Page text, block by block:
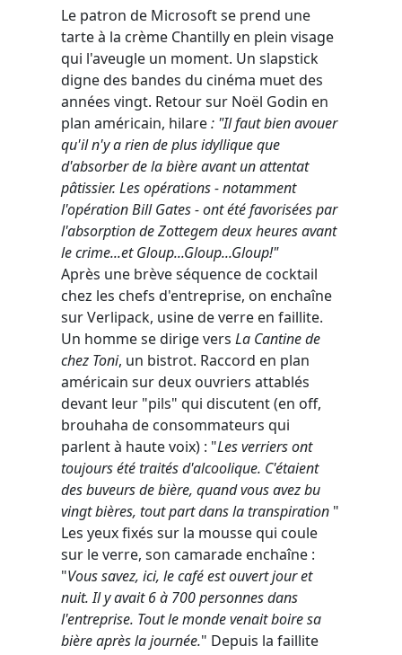
Le patron de Microsoft se prend une
tarte à la crème Chantilly en plein visage
qui l'aveugle un moment. Un slapstick
digne des bandes du cinéma muet des
années vingt. Retour sur Noël Godin en
plan américain, hilare: "Il faut bien avouer
qu'il n'y a rien de plus idyllique que
d'absorber de la bière avant un attentat
pâtissier. Les opérations - notamment
l'opération Bill Gates - ont été favorisées par
l'absorption de Zottegem deux heures avant
le crime...et Gloup...Gloup...Gloup!"
Après une brève séquence de cocktail
chez les chefs d'entreprise, on enchaîne
sur Verlipack, usine de verre en faillite.
Un homme se dirige vers La Cantine de
chez Toni, un bistrot. Raccord en plan
américain sur deux ouvriers attablés
devant leur "pils" qui discutent (en off,
brouhaha de consommateurs qui
parlent à haute voix) : "Les verriers ont
toujours été traités d'alcoolique. C'étaient
des buveurs de bière, quand vous avez bu
vingt bières, tout part dans la transpiration "
Les yeux fixés sur la mousse qui coule
sur le verre, son camarade enchaîne :
"Vous savez, ici, le café est ouvert jour et
nuit. Il y avait 6 à 700 personnes dans
l'entreprise. Tout le monde venait boire sa
bière après la journée." Depuis la faillite